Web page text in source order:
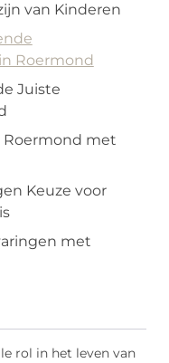
van Kinderen
Roermond
Juiste
Roermond met
Keuze voor
met
rol in het leven van